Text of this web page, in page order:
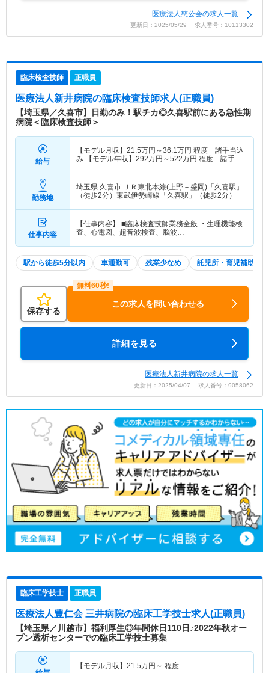
医療法人慈公会の求人一覧
更新日：2025/05/29 求人番号：10113302
臨床検査技師 正職員
医療法人新井病院の臨床検査技師求人(正職員)
【埼玉県／久喜市】日勤のみ！駅チカ◎久喜駅前にある急性期
病院＜臨床検査技師＞
給与
【モデル月収】 21.5万円～36.1万円 程度 諸手当込
み 【モデル年収】 292万円～522万円 程度 諸手当
勤務地
埼玉県 久喜市 ＪＲ東北本線(上野－盛岡)「久喜駅」
（徒歩2分）東武伊勢崎線「久喜駅」（徒歩2分）
仕事内容
【仕事内容】 ■臨床検査技師業務全般 ・生理機能検
査、心電図、超音波検査、脳波…
駅から徒歩5分以内 車通勤可 残業少なめ 託児所・育児補助
保存する
この求人を問い合わせる
詳細を見る
医療法人新井病院の求人一覧
更新日：2025/04/07 求人番号：9058062
臨床工学技士 正職員
医療法人豊仁会 三井病院の臨床工学技士求人(正職員)
【埼玉県／川越市】福利厚生◎年間休日110日♪2022年秋オー
プン透析センターでの臨床工学技士募集
【モデル月収】 21.5万円～ 程度